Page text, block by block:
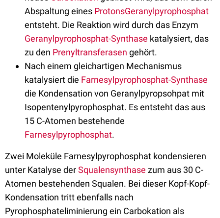
Abspaltung eines ProtonsGeranylpyrophosphat
entsteht. Die Reaktion wird durch das Enzym
Geranylpyrophosphat-Synthase katalysiert, das
zu den Prenyltransferasen gehört.
Nach einem gleichartigen Mechanismus
katalysiert die Farnesylpyrophosphat-Synthase
die Kondensation von Geranylpyropsohpat mit
Isopentenylpyrophosphat. Es entsteht das aus
15 C-Atomen bestehende
Farnesylpyrophosphat.
Zwei Moleküle Farnesylpyrophosphat kondensieren
unter Katalyse derSqualensynthase zum aus 30 C-
Atomen bestehenden Squalen. Bei dieser Kopf-Kopf-
Kondensation tritt ebenfalls nach
Pyrophosphateliminierung ein Carbokation als